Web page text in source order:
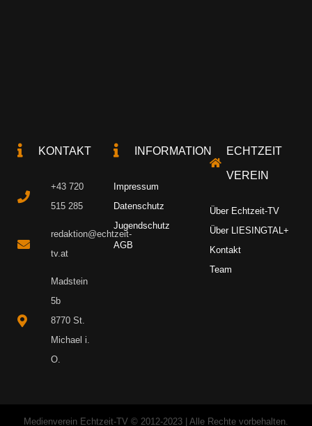
KONTAKT
+43 720
515 285
redaktion@echtzeit-
tv.at
Madstein
5b
8770 St.
Michael i.
O.
INFORMATION
Impressum
Datenschutz
Jugendschutz
AGB
ECHTZEIT
VEREIN
Über Echtzeit-TV
Über LIESINGTAL+
Kontakt
Team
Medienverein Echtzeit-TV © 2012-2023 | Alle Rechte vorbehalten.